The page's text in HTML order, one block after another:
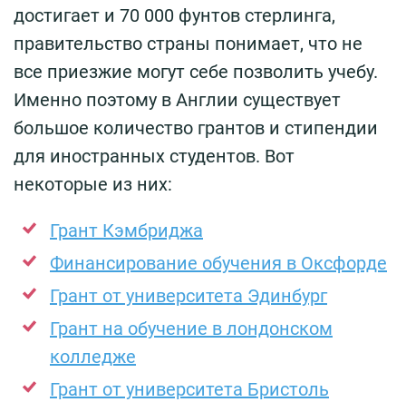
достигает и 70 000 фунтов стерлинга,
правительство страны понимает, что не
все приезжие могут себе позволить учебу.
Именно поэтому в Англии существует
большое количество грантов и стипендии
для иностранных студентов. Вот
некоторые из них:
Грант Кэмбриджа
Финансирование обучения в Оксфорде
Грант от университета Эдинбург
Грант на обучение в лондонском
колледже
Грант от университета Бристоль